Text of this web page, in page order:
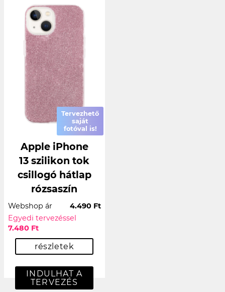
Tervezhető
saját
fotóval is!
Apple iPhone
13 szilikon tok
csillogó hátlap
rózsaszín
Webshop ár
4.490 Ft
Egyedi tervezéssel
7.480 Ft
részletek
INDULHAT A
TERVEZÉS